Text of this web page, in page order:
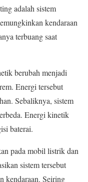
adalah sistem
kendaraan
terbuang saat
berubah menjadi
Energi tersebut
Sebaliknya, sistem
Energi kinetik
baterai.
pada mobil listrik dan
sistem tersebut
kendaraan. Seiring